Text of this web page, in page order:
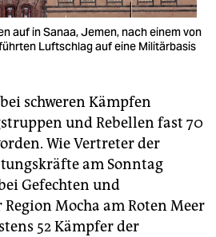
auf in Sanaa, Jemen, nach einem von
Luftschlag auf eine Militärbasis
schweren Kämpfen
und Rebellen fast 70
Wie Vertreter der
am Sonntag
Gefechten und
Mocha am Roten Meer
52 Kämpfer der